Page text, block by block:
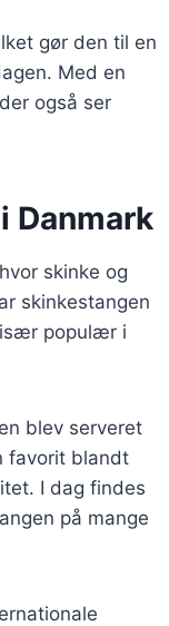
gør den til en
Med en
også ser
Danmark
skinke og
skinkestangen
især populær i
blev serveret
favorit blandt
I dag findes
på mange